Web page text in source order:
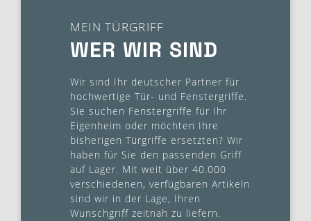
MEIN TÜRGRIFF
WER WIR SIND
Wir sind Ihr deutscher Partner für
hochwertige Tür- und Fenstergriffe.
Sie suchen Fenstergriffe für Ihr
Eigenheim oder möchten Ihre
bisherigen Türgriffe ersetzten? Wir
haben für Sie den passenden Griff
auf Lager. Mit weit über 40.000
verschiedenen, verfügbaren Artikeln
sind wir in der Lage, Ihren
Wunschgriff zeitnah zu liefern.